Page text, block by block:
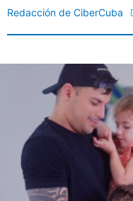
Redacción de CiberCuba